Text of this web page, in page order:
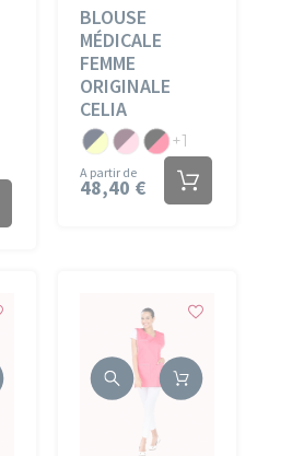
BLOUSE
MÉDICALE
FEMME
ORIGINALE
CELIA
A partir de
48,40 €
PC
Marine/Anis
PC
Iris/Rose
PC
Noir/Fuchsia
+1